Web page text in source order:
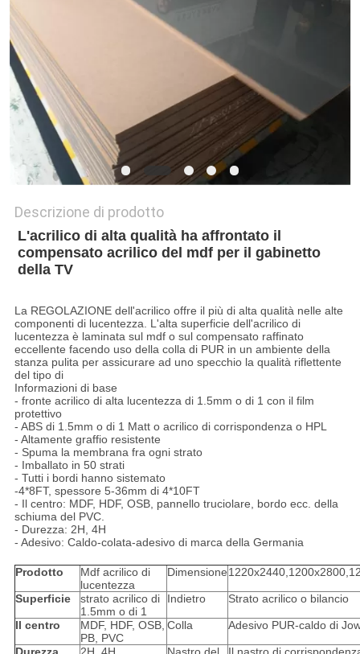
PRIVACY
POLICY
Descrizione di prodotto
L'acrilico di alta qualità ha affrontato il
compensato acrilico del mdf per il gabinetto
della TV
La REGOLAZIONE dell'acrilico offre il più di alta qualità nelle alte
componenti di lucentezza. L'alta superficie dell'acrilico di
lucentezza è laminata sul mdf o sul compensato raffinato
eccellente facendo uso della colla di PUR in un ambiente della
stanza pulita per assicurare ad uno specchio la qualità riflettente
del tipo di
Informazioni di base
- fronte acrilico di alta lucentezza di 1.5mm o di 1 con il film
protettivo
- ABS di 1.5mm o di 1 Matt o acrilico di corrispondenza o HPL
- Altamente graffio resistente
- Spuma la membrana fra ogni strato
- Imballato in 50 strati
- Tutti i bordi hanno sistemato
-4*8FT, spessore 5-36mm di 4*10FT
- Il centro: MDF, HDF, OSB, pannello truciolare, bordo ecc. della
schiuma del PVC.
- Durezza: 2H, 4H
- Adesivo: Caldo-colata-adesivo di marca della Germania
Prodotto
Mdf acrilico di
lucentezza
Dimensione
Superficie
strato acrilico di
1.5mm o di 1
Indietro Strato acrilico o bilancio
Il centro
MDF, HDF, OSB,
PB, PVC
Colla Adesivo PUR-caldo di